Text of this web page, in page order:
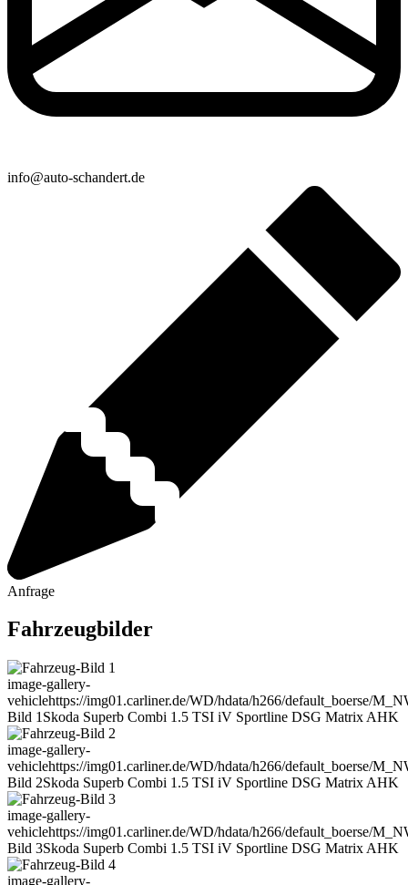
info@auto-schandert.de
Anfrage
Fahrzeugbilder
image-gallery-
vehiclehttps://img01.carliner.de/WD/hdata/h266/default_boerse/
Bild 1 Skoda Superb Combi 1.5 TSI iV Sportline DSG Matrix AHK
image-gallery-
vehiclehttps://img01.carliner.de/WD/hdata/h266/default_boerse/
Bild 2Skoda Superb Combi 1.5 TSI iV Sportline DSG Matrix AHK
image-gallery-
vehiclehttps://img01.carliner.de/WD/hdata/h266/default_boerse/
Bild 3Skoda Superb Combi 1.5 TSI iV Sportline DSG Matrix AHK
image-gallery-